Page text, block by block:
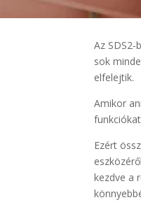
Az
sok
elfelejtik.
Amikor
Ezért
kezdve a